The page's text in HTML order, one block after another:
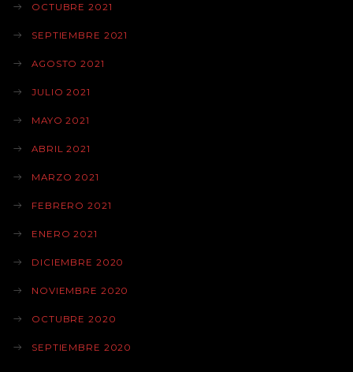
OCTUBRE 2021
SEPTIEMBRE 2021
AGOSTO 2021
JULIO 2021
MAYO 2021
ABRIL 2021
MARZO 2021
FEBRERO 2021
ENERO 2021
DICIEMBRE 2020
NOVIEMBRE 2020
OCTUBRE 2020
SEPTIEMBRE 2020